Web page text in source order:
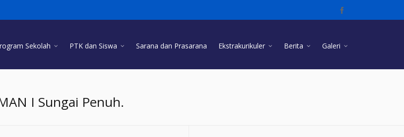
Sekolah PTK dan Siswa Sarana dan Prasarana Ekstrakurikuler Berita Galeri
I Sungai Penuh.